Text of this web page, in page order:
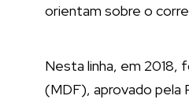
orientam sobre o
Nesta linha, em 2018,
(MDF), aprovado pela